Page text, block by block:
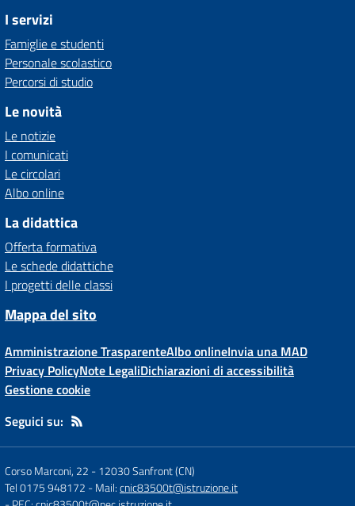
I servizi
Famiglie e studenti
Personale scolastico
Percorsi di studio
Le novità
Le notizie
I comunicati
Le circolari
Albo online
La didattica
Offerta formativa
Le schede didattiche
I progetti delle classi
Mappa del sito
Amministrazione TrasparenteAlbo onlineInvia una MAD
Privacy PolicyNote LegaliDichiarazioni di accessibilità
Gestione cookie
Seguici su:
Corso Marconi, 22 -12030 Sanfront (CN)
Tel 0175 948172 - Mail:cnic83500t@istruzione.it